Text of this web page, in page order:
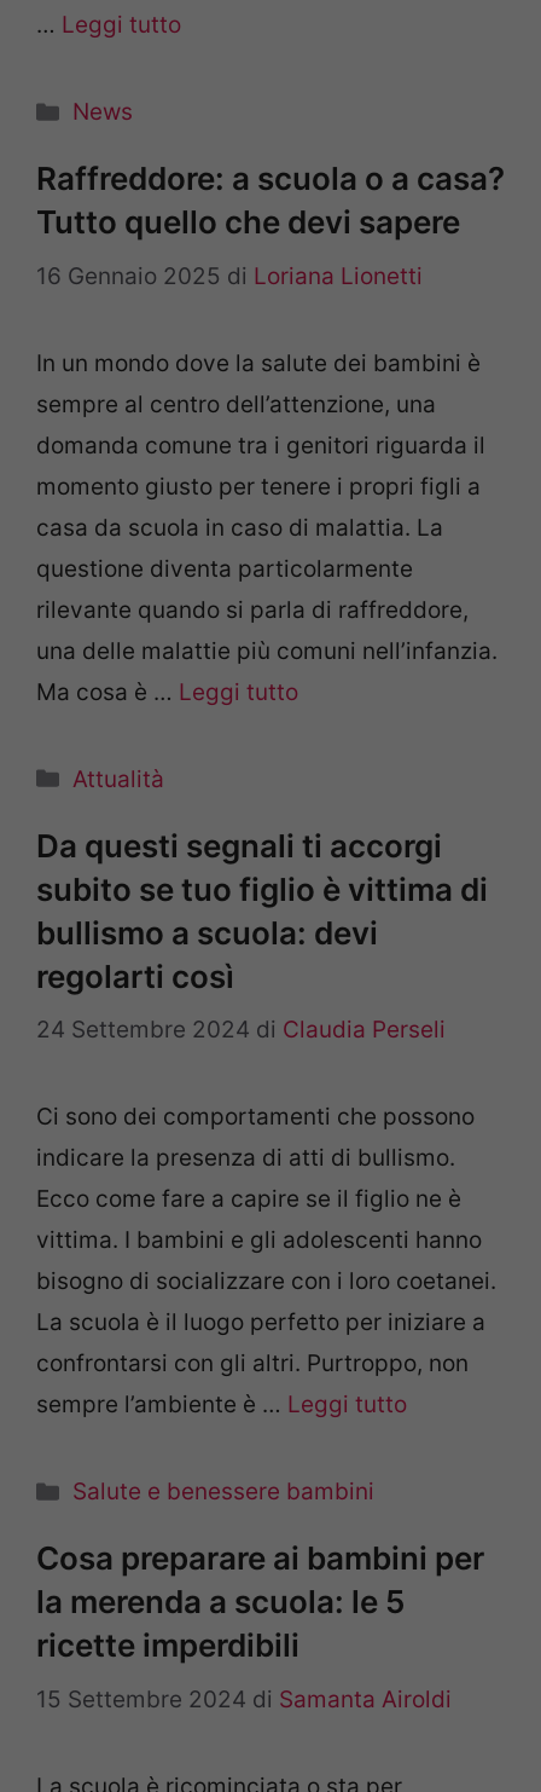
… Leggi tutto
Categorie
News
Raffreddore: a scuola o a casa?
Tutto quello che devi sapere
16 Gennaio 2025 di Loriana Lionetti
In un mondo dove la salute dei bambini è
sempre al centro dell’attenzione, una
domanda comune tra i genitori riguarda il
momento giusto per tenere i propri figli a
casa da scuola in caso di malattia. La
questione diventa particolarmente
rilevante quando si parla di raffreddore,
una delle malattie più comuni nell’infanzia.
Ma cosa è … Leggi tutto
Categorie
Attualità
Da questi segnali ti accorgi
subito se tuo figlio è vittima di
bullismo a scuola: devi
regolarti così
24 Settembre 2024 di Claudia Perseli
Ci sono dei comportamenti che possono
indicare la presenza di atti di bullismo.
Ecco come fare a capire se il figlio ne è
vittima. I bambini e gli adolescenti hanno
bisogno di socializzare con i loro coetanei.
La scuola è il luogo perfetto per iniziare a
confrontarsi con gli altri. Purtroppo, non
sempre l’ambiente è … Leggi tutto
Categorie
Salute e benessere bambini
Cosa preparare ai bambini per
la merenda a scuola: le 5
ricette imperdibili
15 Settembre 2024 di Samanta Airoldi
La scuola è ricominciata o sta per